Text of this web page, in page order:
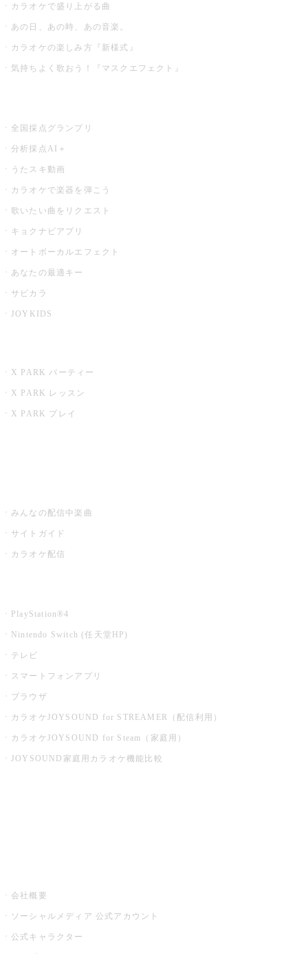
カラオケで盛り上がる曲
あの日、あの時、あの音楽。
カラオケの楽しみ方『新様式』
気持ちよく歌おう！『マスクエフェクト』
全国採点グランプリ
分析採点AI＋
うたスキ動画
カラオケで楽器を弾こう
歌いたい曲をリクエスト
キョクナビアプリ
オートボーカルエフェクト
あなたの最適キー
サビカラ
JOYKIDS
X PARK パーティー
X PARK レッスン
X PARK プレイ
みんなの配信中楽曲
サイトガイド
カラオケ配信
PlayStation®4
Nintendo Switch (任天堂HP)
テレビ
スマートフォンアプリ
ブラウザ
カラオケJOYSOUND for STREAMER（配信利用）
カラオケJOYSOUND for Steam（家庭用）
JOYSOUND家庭用カラオケ機能比較
会社概要
ソーシャルメディア 公式アカウント
公式キャラクター